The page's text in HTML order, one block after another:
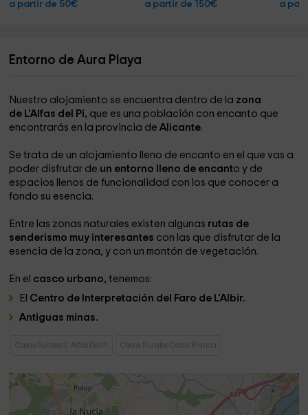
a partir de 50€ a partir de 150€ a
Entorno de Aura Playa
Nuestro alojamiento se encuentra dentro de la zona
de L'Alfas del Pi, que es una población con encanto que
encontrarás en la provincia deAlicante.
Se trata de un alojamiento lleno de encanto en el que vas a
poder disfrutar de un entorno lleno de encanto y de
espacios llenos de funcionalidad con los que conocer a
fondo su esencia.
Entre las zonas naturales existen algunas rutas de
senderismo muy interesantes con las que disfrutar de la
esencia de la zona, y con un montón de vegetación.
En el casco urbano, tenemos:
El Centro de Interpretación del Faro de L'Albir.
Antiguas minas.
Casas Rurales L' Alfàs Del Pi Casas Rurales Costa Blanca